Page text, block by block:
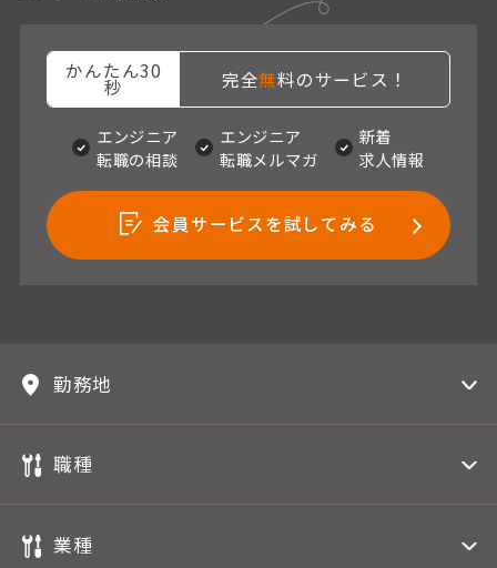
かんたん30
秒 完全無料のサービス！
エンジニア
転職の相談
エンジニア
転職メルマガ
新着
求人情報
会員サービスを試してみる
勤務地
職種
業種